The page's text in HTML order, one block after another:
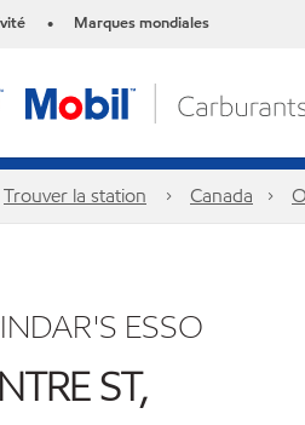
• Marques mondiales
Trouver la station Canada
ESSO
ST,